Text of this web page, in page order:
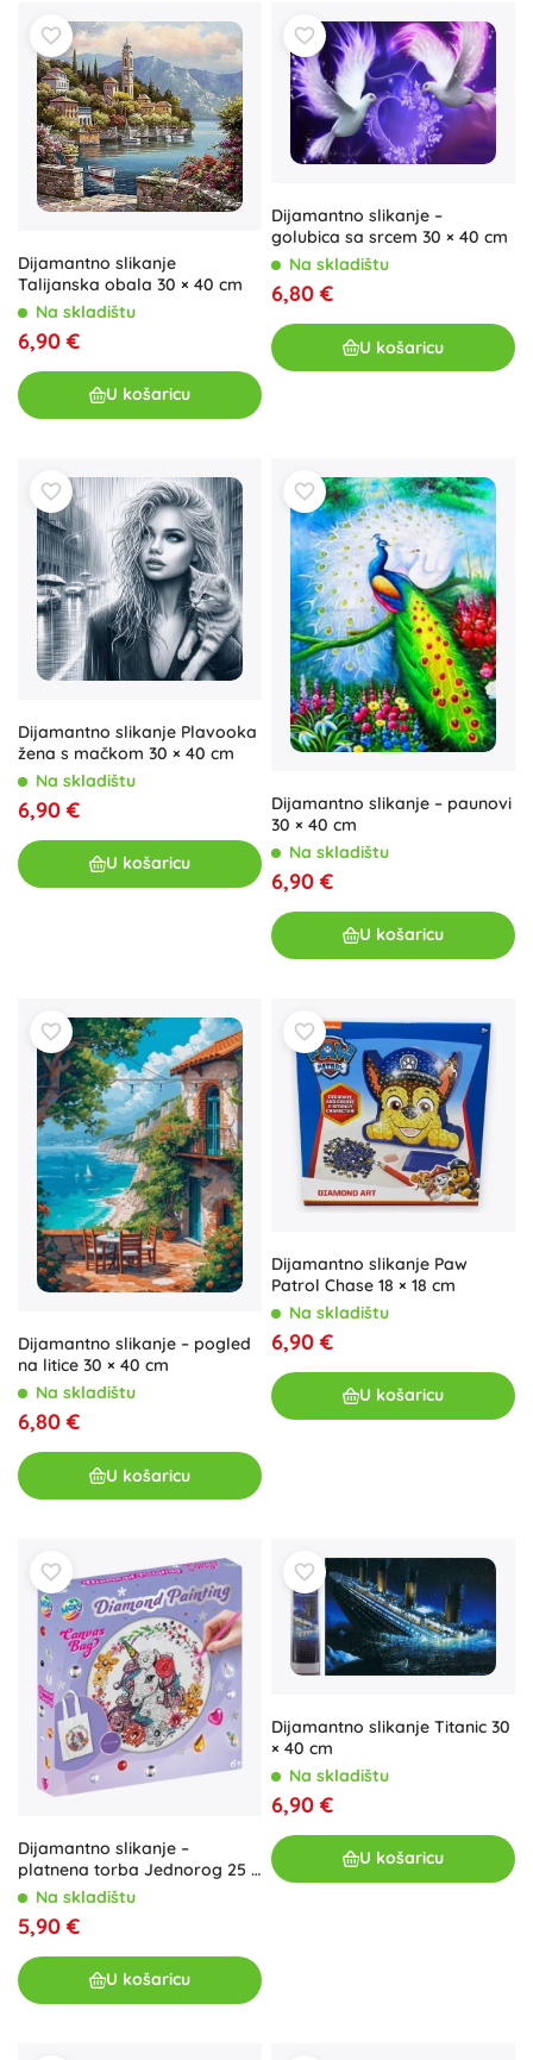
Dijamantno slikanje
Talijanska obala 30 × 40 cm
Na skladištu
6,90 €
U košaricu
Dijamantno slikanje –
golubica sa srcem 30 × 40 cm
Na skladištu
6,80 €
U košaricu
Dijamantno slikanje Plavooka
žena s mačkom 30 × 40 cm
Na skladištu
6,90 €
U košaricu
Dijamantno slikanje – paunovi
30 × 40 cm
Na skladištu
6,90 €
U košaricu
Dijamantno slikanje – pogled
na litice 30 × 40 cm
Na skladištu
6,80 €
U košaricu
Dijamantno slikanje Paw
Patrol Chase 18 × 18 cm
Na skladištu
6,90 €
U košaricu
Dijamantno slikanje –
platnena torba Jednorog 25 ×
31 cmNa skladištu
5,90 €
U košaricu
Dijamantno slikanje Titanic 30
× 40 cm
Na skladištu
6,90 €
U košaricu